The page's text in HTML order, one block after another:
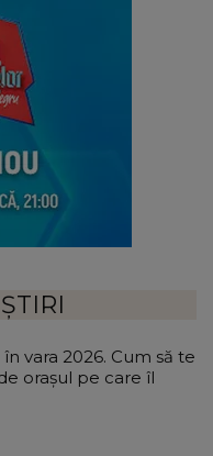
vara 2026. Cum să te
orașul pe care îl